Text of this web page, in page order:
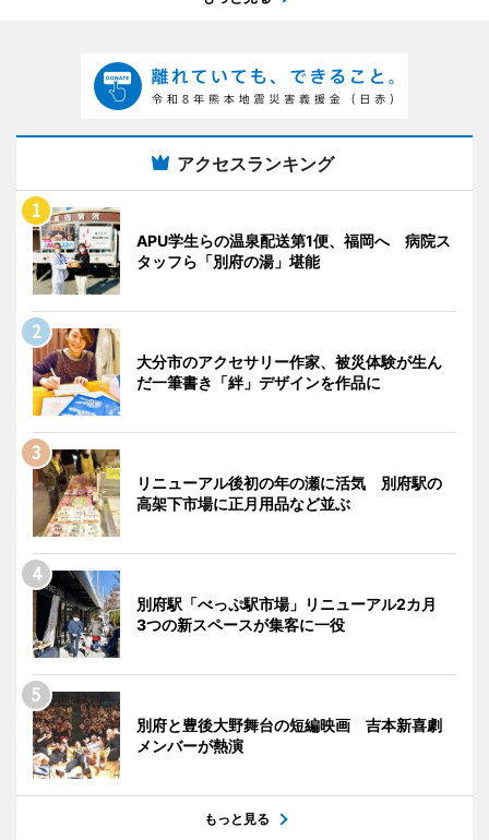
アクセスランキング
APU学生らの温泉配送第1便、福岡へ 病院ス
タッフら「別府の湯」堪能
大分市のアクセサリー作家、被災体験が生ん
だ一筆書き「絆」デザインを作品に
リニューアル後初の年の瀬に活気 別府駅の
高架下市場に正月用品など並ぶ
別府駅「べっぷ駅市場」リニューアル2カ月
3つの新スペースが集客に一役
別府と豊後大野舞台の短編映画 吉本新喜劇
メンバーが熱演
もっと見る